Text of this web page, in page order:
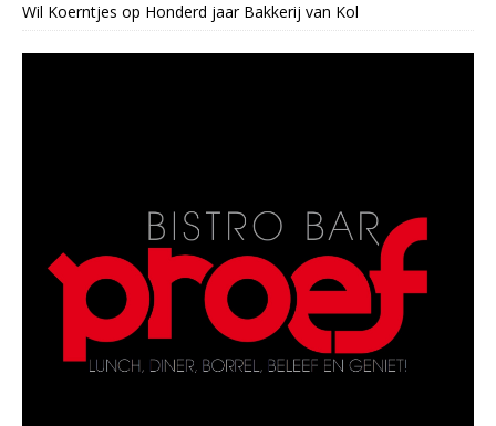
Wil Koerntjes op Honderd jaar Bakkerij van Kol